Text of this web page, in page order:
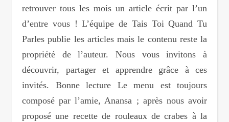
retrouver tous les mois un article écrit par l’un
d’entre vous ! L’équipe de Tais Toi Quand Tu
Parles publie les articles mais le contenu reste la
propriété de l’auteur. Nous vous invitons à
découvrir, partager et apprendre grâce à ces
invités. Bonne lecture Le menu est toujours
composé par l’amie, Anansa ; après nous avoir
proposé une recette de rouleaux de crabes à la